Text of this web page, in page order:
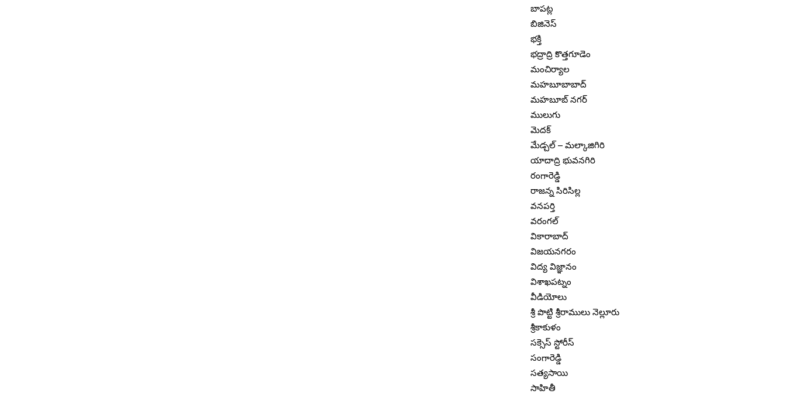
బాపట్ల
బిజినెస్
భక్తి
భద్రాద్రి కొత్తగూడెం
మంచిర్యాల
మహబూబాబాద్
మహబూబ్ నగర్
ములుగు
మెదక్
మేడ్చల్ – మల్కాజిగిరి
యాదాద్రి భువనగిరి
రంగారెడ్డి
రాజన్న సిరిసిల్ల
వనపర్తి
వరంగల్
వికారాబాద్
విజయనగరం
విద్య విజ్ఞానం
విశాఖపట్నం
వీడియోలు
శ్రీ పొట్టి శ్రీరాములు నెల్లూరు
శ్రీకాకుళం
సక్సెస్ స్టోరీస్
సంగారెడ్డి
సత్యసాయి
సాహితీ